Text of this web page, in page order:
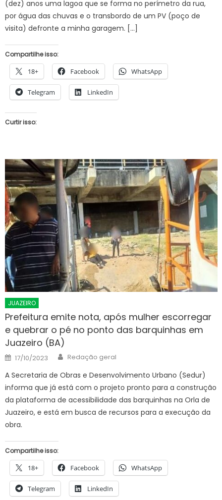
(dez) anos uma lagoa que se forma no perímetro da rua,
por água das chuvas e o transbordo de um PV (poço de
visita) defronte a minha garagem. […]
Compartilhe isso:
18+ Facebook WhatsApp
Telegram LinkedIn
Curtir isso:
JUAZEIRO
Prefeitura emite nota, após mulher escorregar
e quebrar o pé no ponto das barquinhas em
Juazeiro (BA)
Posted
on
17/10/2023 Author
Redação geral
A Secretaria de Obras e Desenvolvimento Urbano (Sedur)
informa que já está com o projeto pronto para a construção
da plataforma de acessibilidade das barquinhas na Orla de
Juazeiro, e está em busca de recursos para a execução da
obra.
Compartilhe isso:
18+ Facebook WhatsApp
Telegram LinkedIn